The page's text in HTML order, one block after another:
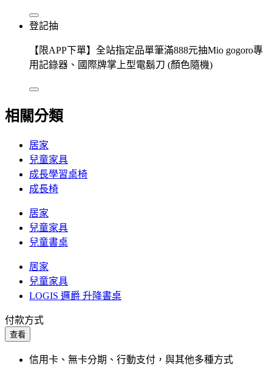
登記抽
【限APP下單】全站指定品單筆滿888元抽Mio gogoro專
用記錄器、國際牌掌上型電鬍刀 (顏色隨機)
相關分類
居家
兒童家具
成長學習桌椅
成長椅
居家
兒童家具
兒童書桌
居家
兒童家具
LOGIS 邏爵 升降書桌
付款方式
查看
信用卡、無卡分期、行動支付，與其他多種方式